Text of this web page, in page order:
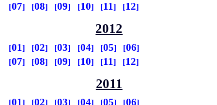
07
08 09 10 11 12
2012
01 02 03 04 05
06
07
08 09 10 11 12
2011
01 02 03 04 05
06